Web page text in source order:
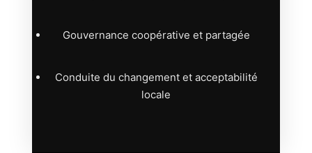
Gouvernance coopérative et partagée
Conduite du changement et acceptabilité
locale